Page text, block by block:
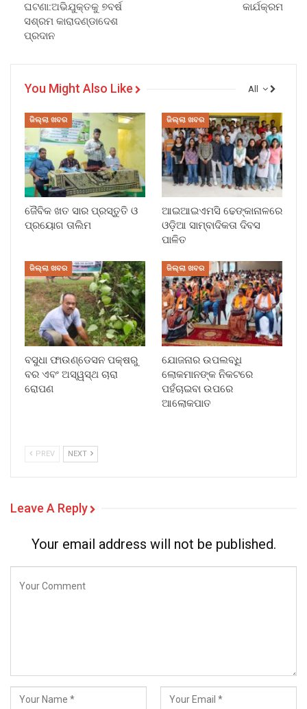
ଘଟଣା:ଅଭିଯୁକ୍ତକୁ ୭ବର୍ଷ
ସଶ୍ରମ କାରାଦଣ୍ଡାଦେଶ
ପ୍ରଦାନ
କାର୍ଯକ୍ରମ
All
You Might Also Like
ଜିଲ୍ଲା ଖବର
ଜୈବିକ ଖତ ସାର ପ୍ରସ୍ତୁତି ଓ
ପ୍ରୟୋଗ ତାଲିମ
ଜିଲ୍ଲା ଖବର
ଆଇଆଇଏମସି ଢେଙ୍କାନାଳରେ
ଓଡ଼ିଆ ସାମ୍ବାଦିକତା ଦିବସ
ପାଳିତ
ଜିଲ୍ଲା ଖବର
ବସୁଧା ଫାଉଣ୍ଡେସନ ପକ୍ଷରୁ
ବର ଏବଂ ଅସ୍ୱସ୍ଥ ଚାରା
ରୋପଣ
ଜିଲ୍ଲା ଖବର
ଯୋଜନାର ଉପଲବ୍ଧି
ଲୋକମାନଙ୍କ ନିକଟରେ
ପହଁଚାଇବା ଉପରେ
ଆଲୋକପାତ
PREV NEXT
Leave A Reply
Your email address will not be published.